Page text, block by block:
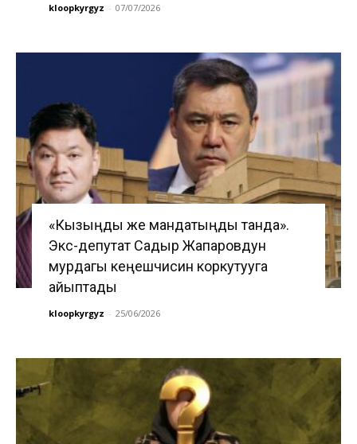
kloopkyrgyz - 07/07/2026
«Кызыңды же мандатыңды танда».
Экс-депутат Садыр Жапаровдун
мурдагы кеңешчисин коркутууга
айыптады
kloopkyrgyz - 25/06/2026